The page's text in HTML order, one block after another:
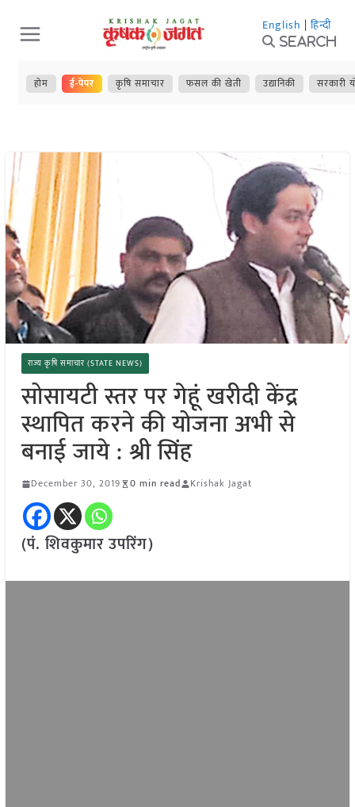
Skip
to
content
English | हिन्दी
Search
होम ई-पेपर कृषि समाचार फसल की खेती उद्यानिकी सरकारी
राज्य कृषि समाचार (STATE NEWS)
सोसायटी स्तर पर गेहूं खरीदी केंद्र
स्थापित करने की योजना अभी से
बनाई जाये : श्री सिंह
December 30, 2019 0 min read Krishak Jagat
(पं. शिवकुमार उपरिंग)